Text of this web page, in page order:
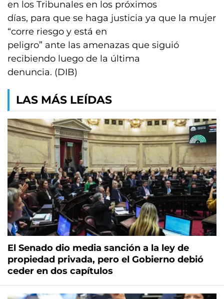
en los Tribunales en los próximos
días, para que se haga justicia ya que la mujer
“corre riesgo y está en
peligro” ante las amenazas que siguió
recibiendo luego de la última
denuncia. (DIB)
LAS MÁS LEÍDAS
El Senado dio media sanción a la ley de
propiedad privada, pero el Gobierno debió
ceder en dos capítulos